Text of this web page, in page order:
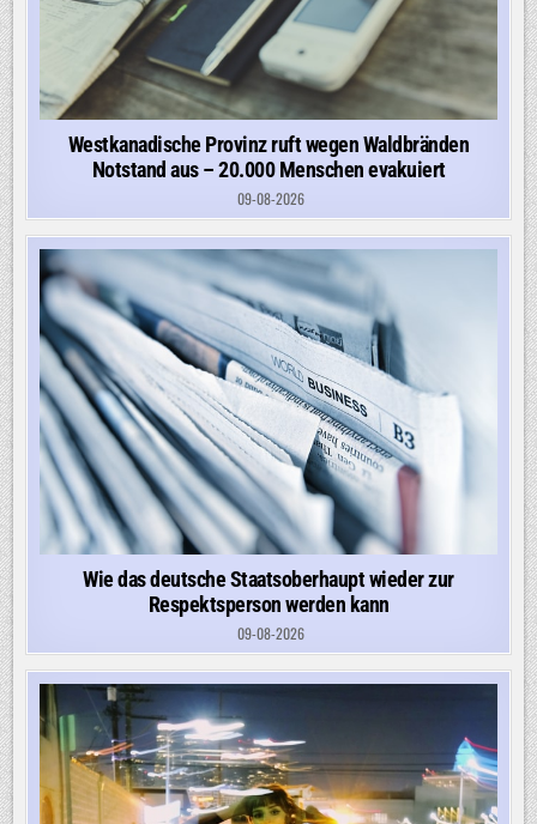
Westkanadische Provinz ruft wegen Waldbränden
Notstand aus – 20.000 Menschen evakuiert
09-08-2026
Wie das deutsche Staatsoberhaupt wieder zur
Respektsperson werden kann
09-08-2026